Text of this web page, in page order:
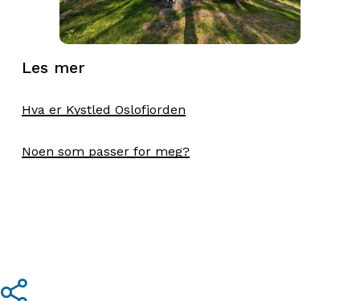
høyden, kan du for eksempel ta turen opp til
Seteråsen eller, på den andre siden av sundet,
Orografen.
Les mer
Hva er Kystled Oslofjorden
Noen som passer for meg?
Share